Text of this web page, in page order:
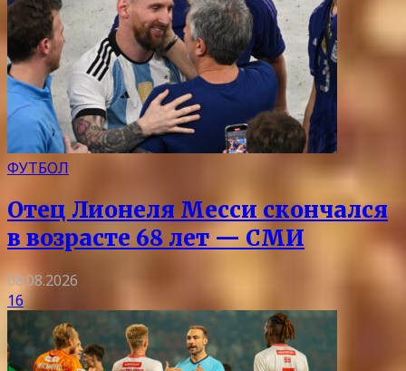
ФУТБОЛ
Отец Лионеля Месси скончался
в возрасте 68 лет — СМИ
08.08.2026
16